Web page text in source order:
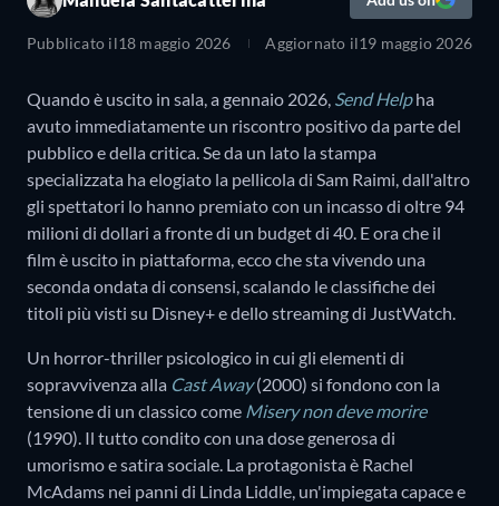
Pubblicato il18 maggio 2026 Aggiornato il19 maggio 2026
Quando è uscito in sala, a gennaio 2026, Send Helpha
avuto immediatamente un riscontro positivo da parte del
pubblico e della critica. Se da un lato la stampa
specializzata ha elogiato la pellicola di Sam Raimi, dall'altro
gli spettatori lo hanno premiato con un incasso di oltre 94
milioni di dollari a fronte di un budget di 40. E ora che il
film è uscito in piattaforma, ecco che sta vivendo una
seconda ondata di consensi, scalando le classifiche dei
titoli più visti su Disney+ e dello streaming di JustWatch.
Un horror-thriller psicologico in cui gli elementi di
sopravvivenza alla Cast Away (2000) si fondono con la
tensione di un classico come Misery non deve morire
(1990). Il tutto condito con una dose generosa di
umorismo e satira sociale. La protagonista è Rachel
McAdams nei panni di Linda Liddle, un'impiegata capace e